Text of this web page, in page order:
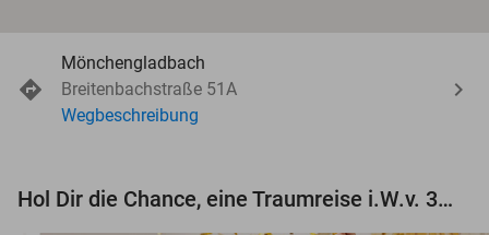
Mönchengladbach
Breitenbachstraße 51A
Wegbeschreibung
Hol Dir die Chance, eine Traumreise i.W.v. 3.000 € zu gewinnen!